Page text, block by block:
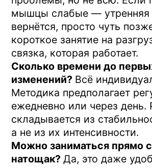
Что в итоге
Утренняя скованность — не про
«возраст» и не про «неудобный
матрас».Это сигнал, что позвоночник не
успевает восстановиться за ночь: диски